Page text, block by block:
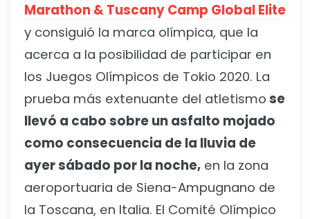
Marathon & Tuscany Camp Global Elite
y consiguió la marca olímpica, que la
acerca a la posibilidad de participar en
los Juegos Olímpicos de Tokio 2020. La
prueba más extenuante del atletismo se
llevó a cabo sobre un asfalto mojado
como consecuencia de la lluvia de
ayer sábado por la noche, en la zona
aeroportuaria de Siena-Ampugnano de
la Toscana, en Italia. El Comité Olímpico